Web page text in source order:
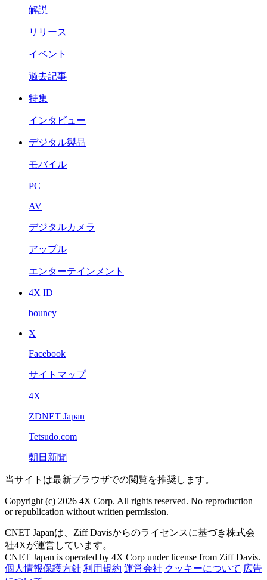
解説
リリース
イベント
過去記事
特集
インタビュー
デジタル製品
モバイル
PC
AV
デジタルカメラ
アップル
エンターテインメント
4X ID
bouncy
X
Facebook
サイトマップ
4X
ZDNET Japan
Tetsudo.com
朝日新聞
当サイトは最新ブラウザでの閲覧を推奨します。
Copyright (c) 2026 4X Corp. All rights reserved. No reproduction
or republication without written permission.
CNET Japanは、Ziff Davisからのライセンスに基づき株式会
社4Xが運営しています。
CNET Japan is operated by 4X Corp under license from Ziff Davis.
個人情報保護方針 利用規約 運営会社 クッキーについて 広告